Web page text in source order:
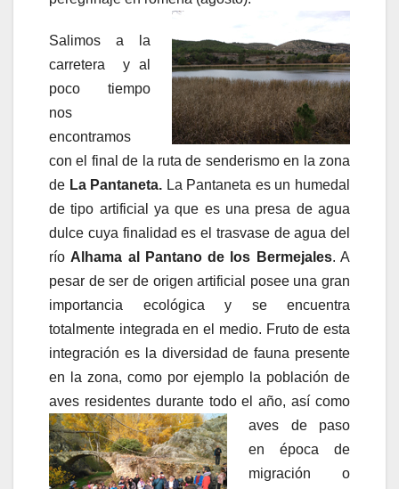
Salimos a la
carretera y al
poco tiempo
nos
encontramos
con el final de la ruta de senderismo en la zona
de La Pantaneta. La Pantaneta es un humedal
de tipo artificial ya que es una presa de agua
dulce cuya finalidad es el trasvase de agua del
río Alhama al Pantano de los Bermejales. A
pesar de ser de origen artificial posee una gran
importancia ecológica y se encuentra
totalmente integrada en el medio. Fruto de esta
integración es la diversidad de fauna presente
en la zona, como por ejemplo la población de
aves residentes durante todo el año, así como
aves de paso
en época de
migración o